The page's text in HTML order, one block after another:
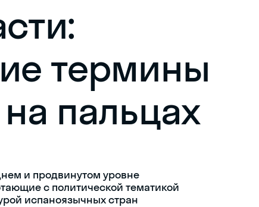
термины
пальцах
и продвинутом уровне
с политической тематикой
испаноязычных стран